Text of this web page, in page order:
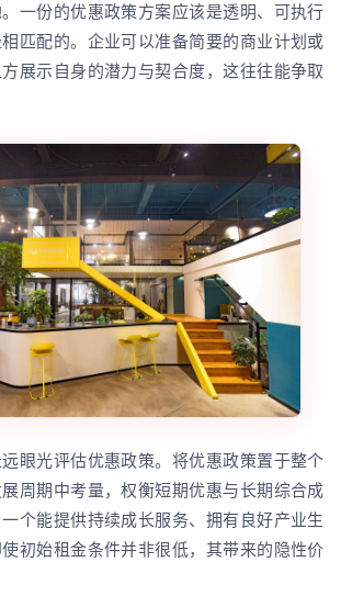
一份的优惠政策方案应该是透明、可执行
匹配的。企业可以准备简要的商业计划或
展示自身的潜力与契合度，这往往能争取
眼光评估优惠政策。将优惠政策置于整个
周期中考量，权衡短期优惠与长期综合成
个能提供持续成长服务、拥有良好产业生
初始租金条件并非很低，其带来的隐性价